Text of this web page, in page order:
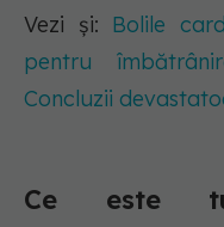
Vezi și: Bolile
pentru
Concluzii
Ce este